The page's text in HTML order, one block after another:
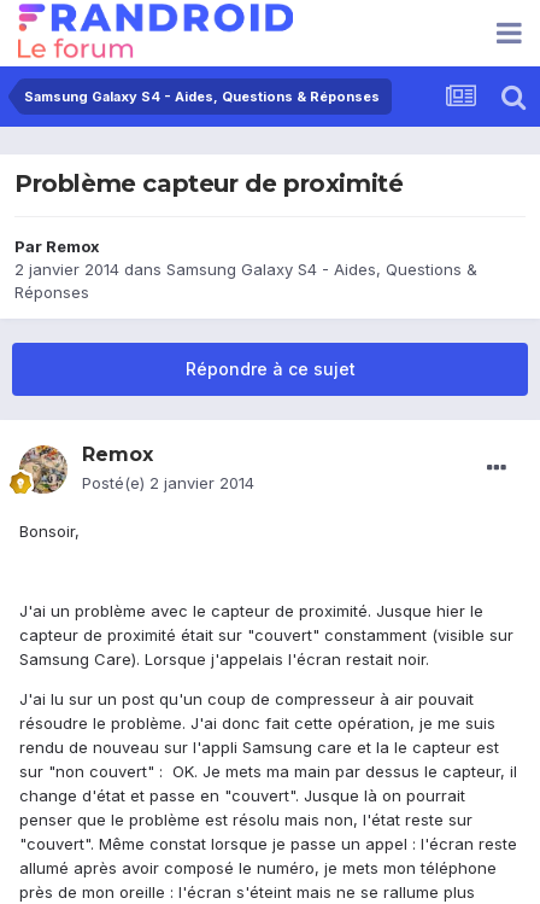
Samsung Galaxy S4 - Aides, Questions & Réponses
Problème capteur de proximité
Par Remox
2 janvier 2014 dans Samsung Galaxy S4 - Aides, Questions &
Réponses
Répondre à ce sujet
Remox
Posté(e) 2 janvier 2014
Bonsoir,
J'ai un problème avec le capteur de proximité. Jusque hier le
capteur de proximité était sur "couvert" constamment (visible sur
Samsung Care). Lorsque j'appelais l'écran restait noir.
J'ai lu sur un post qu'un coup de compresseur à air pouvait
résoudre le problème. J'ai donc fait cette opération, je me suis
rendu de nouveau sur l'appli Samsung care et la le capteur est
sur "non couvert" : OK. Je mets ma main par dessus le capteur, il
change d'état et passe en "couvert". Jusque là on pourrait
penser que le problème est résolu mais non, l'état reste sur
"couvert". Même constat lorsque je passe un appel : l'écran reste
allumé après avoir composé le numéro, je mets mon téléphone
près de mon oreille : l'écran s'éteint mais ne se rallume plus